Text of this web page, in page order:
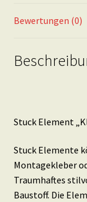
Bewertungen (0)
Stuck Element
Stuck Elemente
Montagekleber
Traumhaftes
Baustoff. Die